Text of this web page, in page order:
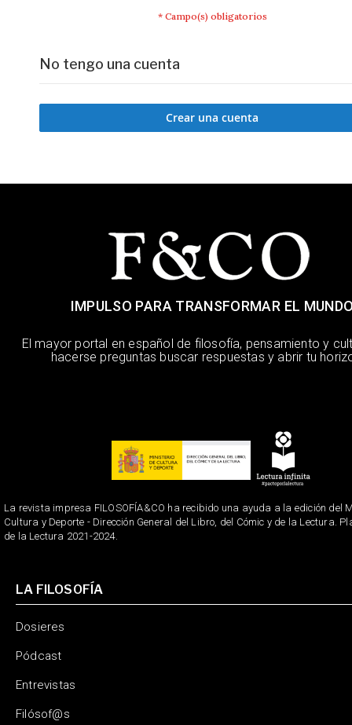
No tengo una cuenta
Crear una cuenta
IMPULSO PARA TRANSFORMAR EL
El mayor portal en español de filosofía, pensamiento y
hacerse preguntas buscar respuestas y abrir tu
La revista impresa FILOSOFÍA&CO ha recibido una ayuda a la edición del
Cultura y Deporte - Dirección General del Libro, del Cómic y de la Lectura.
de la Lectura 2021-2024.
LA FILOSOFÍA
Dosieres
Pódcast
Entrevistas
Filósof@s